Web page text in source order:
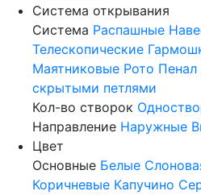
Система открывания
Система Распашные
Телескопические
Маятниковые Рото Пенал
скрытыми петлями
Кол-во створок
Направление Наружные
Цвет
Основные Белые
Коричневые Капучино